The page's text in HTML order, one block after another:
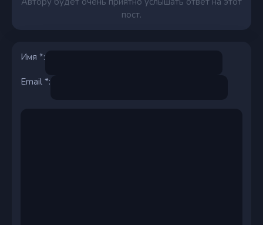
пост.
Имя *:
Email *: